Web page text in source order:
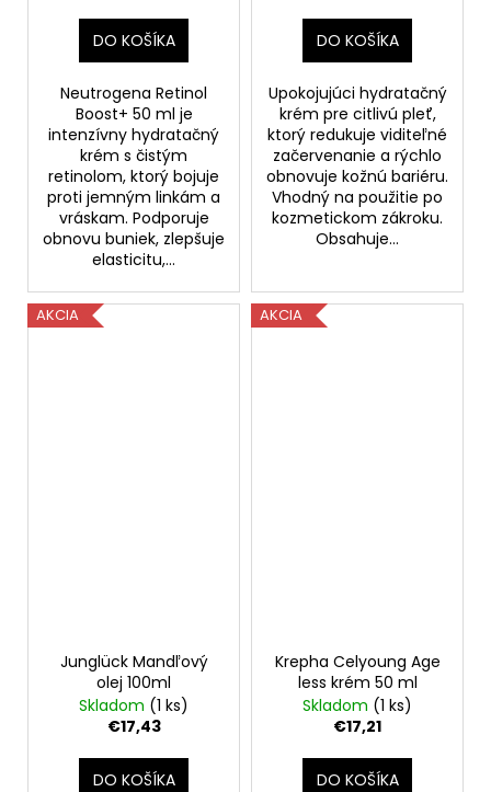
DO KOŠÍKA
Neutrogena Retinol
Boost+ 50 ml je
intenzívny hydratačný
krém s čistým
retinolom, ktorý bojuje
proti jemným linkám a
vráskam. Podporuje
obnovu buniek, zlepšuje
elasticitu,...
DO KOŠÍKA
Upokojujúci hydratačný
krém pre citlivú pleť,
ktorý redukuje viditeľné
začervenanie a rýchlo
obnovuje kožnú bariéru.
Vhodný na použitie po
kozmetickom zákroku.
Obsahuje...
AKCIA
Junglück Mandľový
olej 100ml
Skladom (1 ks)
€17,43
DO KOŠÍKA
AKCIA
Krepha Celyoung Age
less krém 50 ml
Skladom (1 ks)
€17,21
DO KOŠÍKA